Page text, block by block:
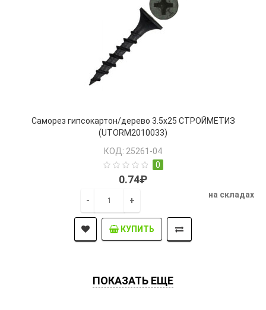
Саморез гипсокартон/дерево 3.5х25 СТРОЙМЕТИЗ
(UTORM2010033)
КОД: 25261-04
0
0.74₽
- +
на складах
КУПИТЬ
ПОКАЗАТЬ ЕЩЕ